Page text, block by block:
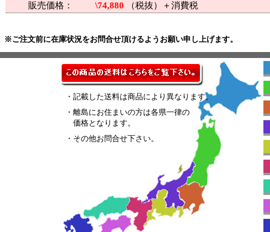
販売価格：
\74,880 （税抜）＋消費税
※ご注文前に在庫状況をお問合せ頂けるようお願い申し上げます。
・記載した送料は商品により異なります。
・離島にお住まいの方は各県一律の
価格となります。
・その他お問合せ下さい。